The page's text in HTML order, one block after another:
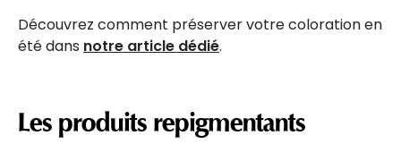
Découvrez comment préserver votre coloration en
été dans notre article dédié.
Les produits repigmentants